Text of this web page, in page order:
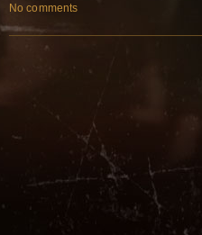
No comments